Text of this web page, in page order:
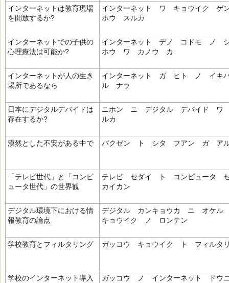
インターネットは教育現場
を開放するか?
インターネット ワ キョウイク
ホウ スルカ
インターネットでの子供の
心理療法は可能か?
インターネット デノ コドモ ノ
ホウ ワ カノウ カ
インターネットが人の生き
場所であるなら
インターネット ガ ヒト ノ イキ
ル ナラ
日本にデジタルデバイドは
存在するか?
ニホン ニ デジタル デバイド ワ
ルカ
漠然とした不安がある中で バクゼン ト シタ フアン ガ ア
「テレビ世代」と「コンピ
ュータ世代」の世界観
テレビ セダイ ト コンピュータ
カイカン
デジタル環境下における情
報教育の論点
デジタル カンキョウカ ニ オケ
キョウイク ノ ロンテン
学校教育とフィルタリング ガッコウ キョウイク ト フィルタ
学校のインターネット導入
ガッコウ ノ インターネット ド